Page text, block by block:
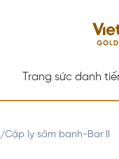
Trang sức danh
/Cặp ly sâm banh-Bar II